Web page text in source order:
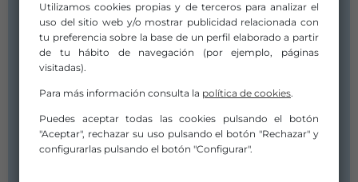
TEATRO
Más allá del Avatar
Subgénero:
Duración:
Utilizamos cookies propias y de terceros para analizar el
uso del sitio web y/o mostrar publicidad relacionada con
tu preferencia sobre la base de un perfil elaborado a partir
de tu hábito de navegación (por ejemplo, páginas
visitadas).
Para más información consulta la política de cookies.
Puedes aceptar todas las cookies pulsando el botón
"Aceptar", rechazar su uso pulsando el botón "Rechazar" y
configurarlas pulsando el botón "Configurar".